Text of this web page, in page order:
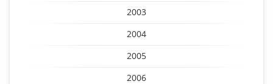
2003
2004
2005
2006